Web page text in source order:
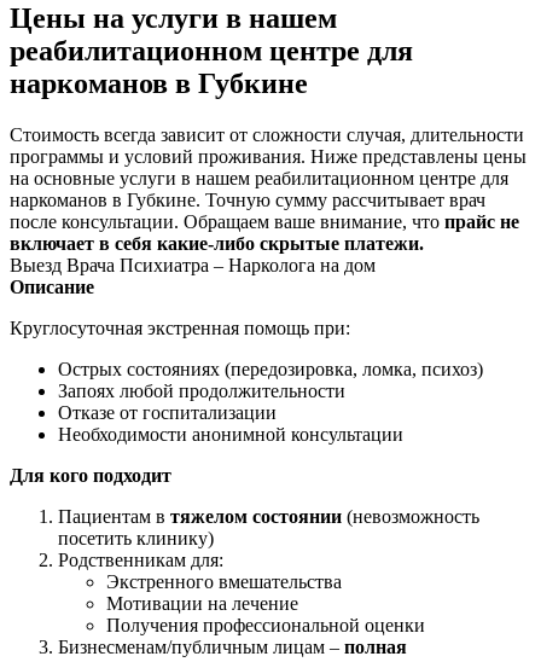
Цены на услуги в нашем
реабилитационном центре для
наркоманов в Губкине
Стоимость всегда зависит от сложности случая, длительности
программы и условий проживания. Ниже представлены цены
на основные услуги в нашем реабилитационном центре для
наркоманов в Губкине. Точную сумму рассчитывает врач
после консультации. Обращаем ваше внимание, что прайс не
включает в себя какие-либо скрытые платежи.
Выезд Врача Психиатра – Нарколога на дом
Описание
Круглосуточная экстренная помощь при:
Острых состояниях (передозировка, ломка, психоз)
Запоях любой продолжительности
Отказе от госпитализации
Необходимости анонимной консультации
Для кого подходит
Пациентам в тяжелом состоянии (невозможность
посетить клинику)
Родственникам для:
Экстренного вмешательства
Мотивации на лечение
Получения профессиональной оценки
Бизнесменам/публичным лицам – полная